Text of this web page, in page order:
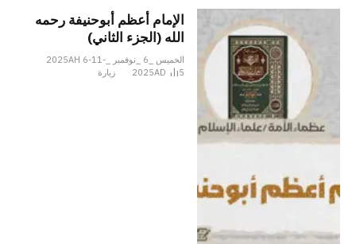
الإمام أعظم أبوحنیفة رحمه‌
الله‌ (الجزء الثاني)
الخميس _6 _نوفمبر _2025AH 6-11-
2025AD
5 زيارة